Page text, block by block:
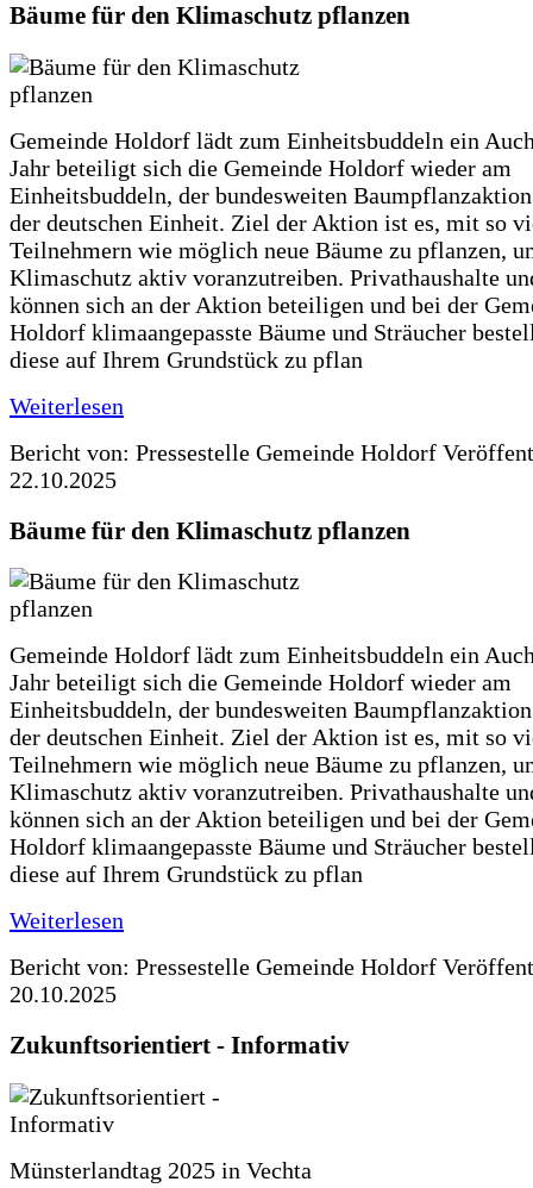
Bäume für den Klimaschutz pflanzen
Gemeinde Holdorf lädt zum Einheitsbuddeln ein
Jahr beteiligt sich die Gemeinde Holdorf wieder am
Einheitsbuddeln, der bundesweiten
der deutschen Einheit. Ziel der Aktion ist es, mit so
Teilnehmern wie möglich neue Bäume zu pflanzen,
Klimaschutz aktiv voranzutreiben. Privathaushalte
können sich an der Aktion beteiligen und bei der
Holdorf klimaangepasste Bäume und Sträucher
diese auf Ihrem Grundstück zu pflan
Weiterlesen
Bericht von: Pressestelle Gemeinde Holdorf
22.10.2025
Bäume für den Klimaschutz pflanzen
Gemeinde Holdorf lädt zum Einheitsbuddeln ein
Jahr beteiligt sich die Gemeinde Holdorf wieder am
Einheitsbuddeln, der bundesweiten
der deutschen Einheit. Ziel der Aktion ist es, mit so
Teilnehmern wie möglich neue Bäume zu pflanzen,
Klimaschutz aktiv voranzutreiben. Privathaushalte
können sich an der Aktion beteiligen und bei der
Holdorf klimaangepasste Bäume und Sträucher
diese auf Ihrem Grundstück zu pflan
Weiterlesen
Bericht von: Pressestelle Gemeinde Holdorf
20.10.2025
Zukunftsorientiert - Informativ
Münsterlandtag 2025 in Vechta